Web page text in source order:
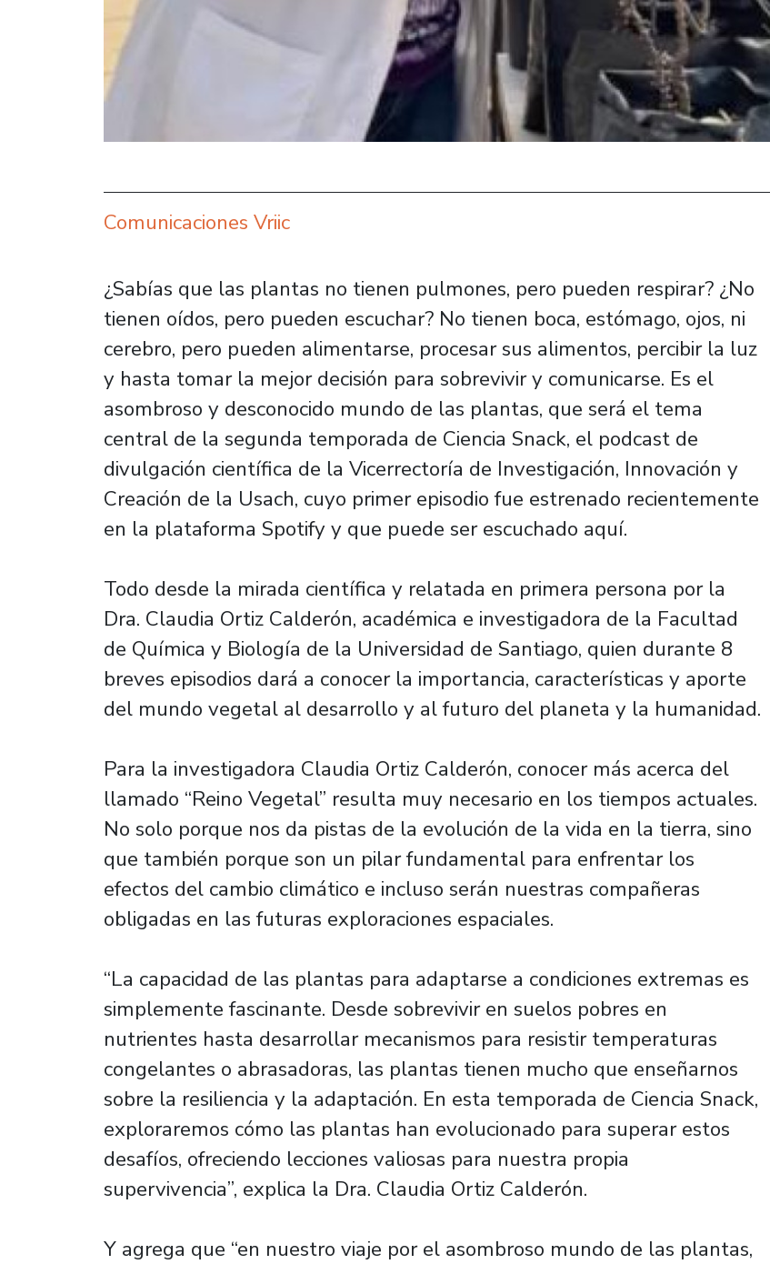
Comunicaciones Vriic
¿Sabías que las plantas no tienen pulmones, pero pueden respirar? ¿No
tienen oídos, pero pueden escuchar? No tienen boca, estómago, ojos, ni
cerebro, pero pueden alimentarse, procesar sus alimentos, percibir la luz
y hasta tomar la mejor decisión para sobrevivir y comunicarse. Es el
asombroso y desconocido mundo de las plantas, que será el tema
central de la segunda temporada de Ciencia Snack, el podcast de
divulgación científica de la Vicerrectoría de Investigación, Innovación y
Creación de la Usach, cuyo primer episodio fue estrenado recientemente
en la plataforma Spotify y que puede ser escuchado aquí.
Todo desde la mirada científica y relatada en primera persona por la
Dra. Claudia Ortiz Calderón, académica e investigadora de la Facultad
de Química y Biología de la Universidad de Santiago, quien durante 8
breves episodios dará a conocer la importancia, características y aporte
del mundo vegetal al desarrollo y al futuro del planeta y la humanidad.
Para la investigadora Claudia Ortiz Calderón, conocer más acerca del
llamado “Reino Vegetal” resulta muy necesario en los tiempos actuales.
No solo porque nos da pistas de la evolución de la vida en la tierra, sino
que también porque son un pilar fundamental para enfrentar los
efectos del cambio climático e incluso serán nuestras compañeras
obligadas en las futuras exploraciones espaciales.
“La capacidad de las plantas para adaptarse a condiciones extremas es
simplemente fascinante. Desde sobrevivir en suelos pobres en
nutrientes hasta desarrollar mecanismos para resistir temperaturas
congelantes o abrasadoras, las plantas tienen mucho que enseñarnos
sobre la resiliencia y la adaptación. En esta temporada de Ciencia Snack,
exploraremos cómo las plantas han evolucionado para superar estos
desafíos, ofreciendo lecciones valiosas para nuestra propia
supervivencia”​​, explica la Dra. Claudia Ortiz Calderón.
Y agrega que “en nuestro viaje por el asombroso mundo de las plantas,